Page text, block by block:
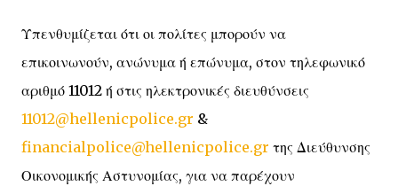
Υπενθυμίζεται ότι οι πολίτες μπορούν να
επικοινωνούν, ανώνυμα ή επώνυμα, στον τηλεφωνικό
αριθμό 11012 ή στις ηλεκτρονικές διευθύνσεις
11012@hellenicpolice.gr &
financialpolice@hellenicpolice.gr της Διεύθυνσης
Οικονομικής Αστυνομίας, για να παρέχουν